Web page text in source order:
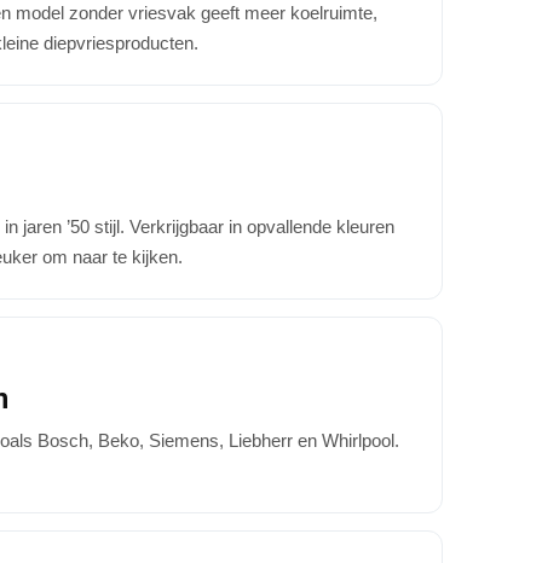
model zonder vriesvak geeft meer koelruimte,
diepvriesproducten.
jaren ’50 stijl. Verkrijgbaar in opvallende kleuren
om naar te kijken.
Bosch, Beko, Siemens, Liebherr en Whirlpool.